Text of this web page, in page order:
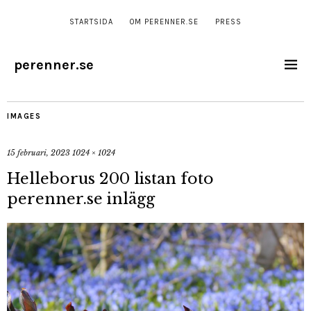
STARTSIDA OM PERENNER.SE PRESS
perenner.se
IMAGES
15 februari, 2023 1024 × 1024
Helleborus 200 listan foto
perenner.se inlägg